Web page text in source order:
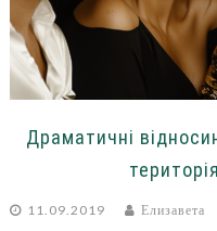
Драматичні
11.09.2019 Елизавета